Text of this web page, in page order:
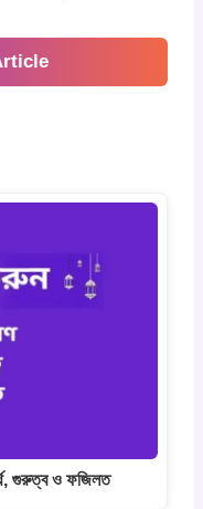
গুরুত্ব ও ফজিলত